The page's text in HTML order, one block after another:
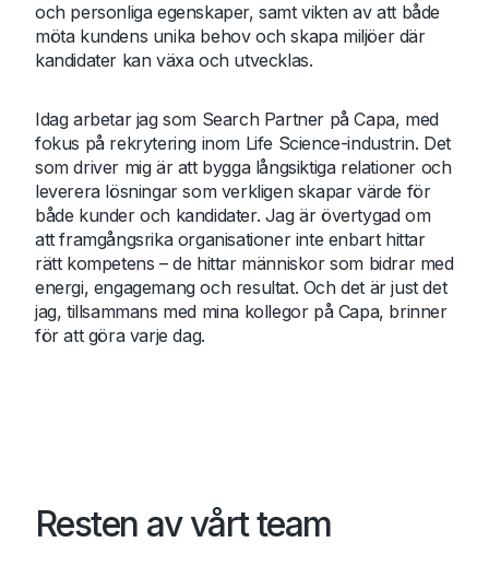
och personliga egenskaper, samt vikten av att både
möta kundens unika behov och skapa miljöer där
kandidater kan växa och utvecklas.
Idag arbetar jag som Search Partner på Capa, med
fokus på rekrytering inom Life Science-industrin. Det
som driver mig är att bygga långsiktiga relationer och
leverera lösningar som verkligen skapar värde för
både kunder och kandidater. Jag är övertygad om
att framgångsrika organisationer inte enbart hittar
rätt kompetens – de hittar människor som bidrar med
energi, engagemang och resultat. Och det är just det
jag, tillsammans med mina kollegor på Capa, brinner
för att göra varje dag.
Resten av vårt team